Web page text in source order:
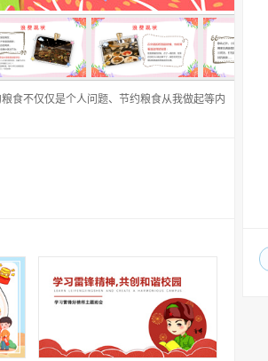
食不仅仅是个人问题、节约粮食从我做起等内